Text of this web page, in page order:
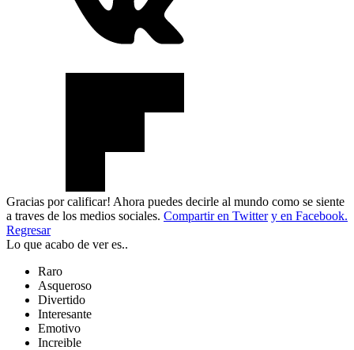
Gracias por calificar! Ahora puedes decirle al mundo como se siente
a traves de los medios sociales. Compartir en Twitter y en Facebook.
Regresar
Lo que acabo de ver es..
Raro
Asqueroso
Divertido
Interesante
Emotivo
Increible